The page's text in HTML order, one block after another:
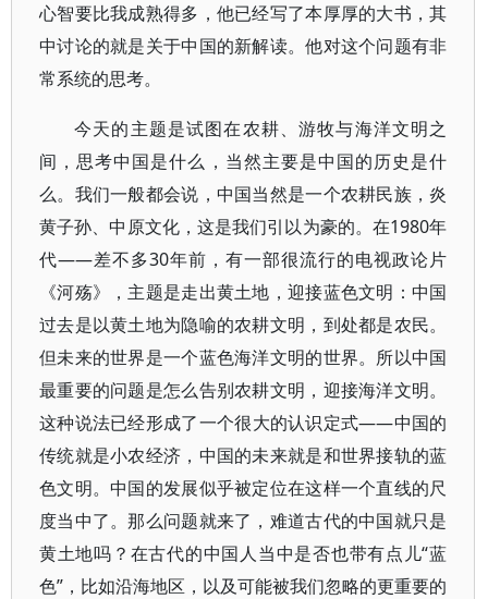
心智要比我成熟得多，他已经写了本厚厚的大书，其
中讨论的就是关于中国的新解读。他对这个问题有非
常系统的思考。
今天的主题是试图在农耕、游牧与海洋文明之
间，思考中国是什么，当然主要是中国的历史是什
么。我们一般都会说，中国当然是一个农耕民族，炎
黄子孙、中原文化，这是我们引以为豪的。在1980年
代——差不多30年前，有一部很流行的电视政论片
《河殇》，主题是走出黄土地，迎接蓝色文明：中国
过去是以黄土地为隐喻的农耕文明，到处都是农民。
但未来的世界是一个蓝色海洋文明的世界。所以中国
最重要的问题是怎么告别农耕文明，迎接海洋文明。
这种说法已经形成了一个很大的认识定式——中国的
传统就是小农经济，中国的未来就是和世界接轨的蓝
色文明。中国的发展似乎被定位在这样一个直线的尺
度当中了。那么问题就来了，难道古代的中国就只是
黄土地吗？在古代的中国人当中是否也带有点儿“蓝
色”，比如沿海地区，以及可能被我们忽略的更重要的